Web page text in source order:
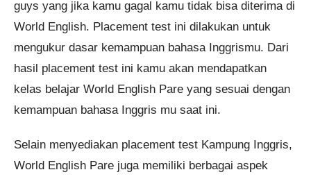
guys yang jika kamu gagal kamu tidak bisa diterima di
World English. Placement test ini dilakukan untuk
mengukur dasar kemampuan bahasa Inggrismu. Dari
hasil placement test ini kamu akan mendapatkan
kelas belajar World English Pare yang sesuai dengan
kemampuan bahasa Inggris mu saat ini.
Selain menyediakan placement test Kampung Inggris,
World English Pare juga memiliki berbagai aspek